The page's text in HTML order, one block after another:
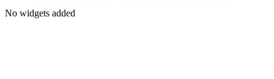
No widgets added